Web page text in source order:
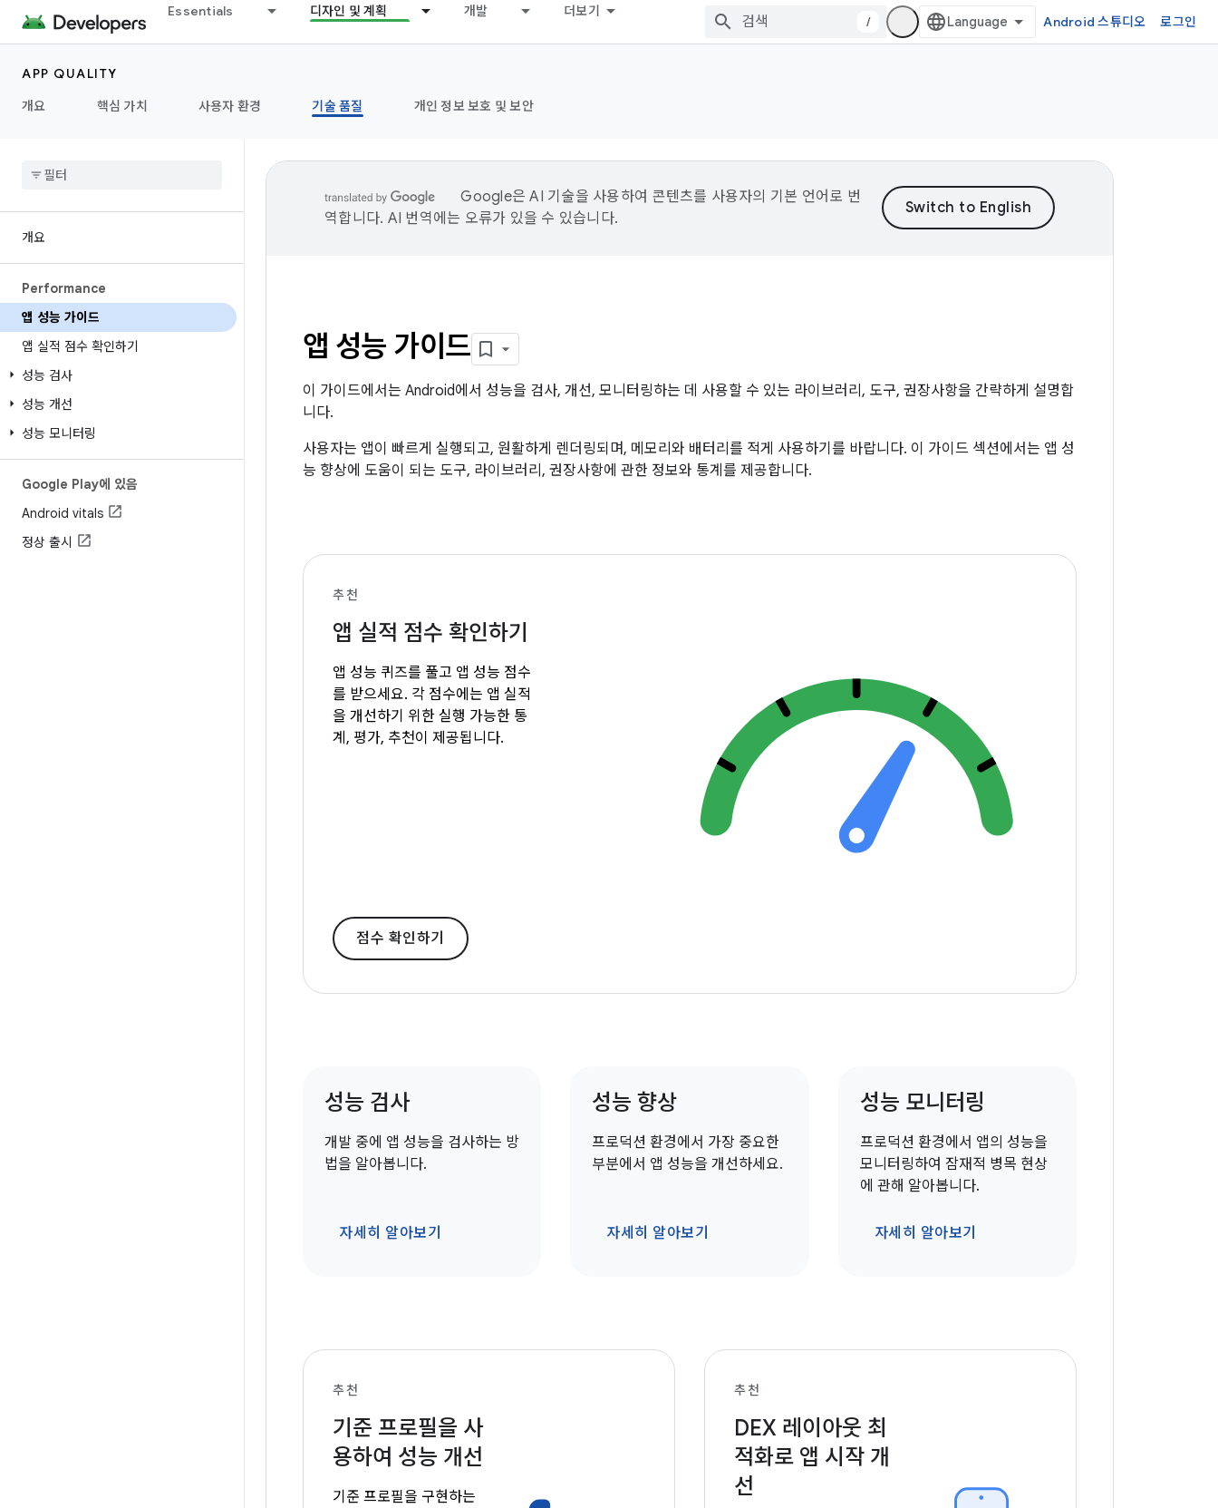
Essentials 디자인 및 계획 개발 더보기
/ Android 스튜디오 로그인
APP QUALITY
개요
핵심 가치 사용자 환경 기술 품질 개인 정보 보호 및 보안
개요
Performance
앱 성능 가이드
앱 실적 점수 확인하기
성능 검사
성능 개선
성능 모니터링
Google Play에 있음
Android vitals
정상 출시
Google은 AI 기술을 사용하여 콘텐츠를 사용자의 기본 언어로 번
역합니다. AI 번역에는 오류가 있을 수 있습니다.
앱 성능 가이드
이 가이드에서는 Android에서 성능을 검사, 개선, 모니터링하는 데 사용할 수 있는 라이브러리, 도구, 권장사항을 간략하게 설명합
니다.
사용자는 앱이 빠르게 실행되고, 원활하게 렌더링되며, 메모리와 배터리를 적게 사용하기를 바랍니다. 이 가이드 섹션에서는 앱 성
능 향상에 도움이 되는 도구, 라이브러리, 권장사항에 관한 정보와 통계를 제공합니다.
추천
앱 실적 점수 확인하기
앱 성능 퀴즈를 풀고 앱 성능 점수
를 받으세요. 각 점수에는 앱 실적
을 개선하기 위한 실행 가능한 통
계, 평가, 추천이 제공됩니다.
점수 확인하기
성능 검사
개발 중에 앱 성능을 검사하는 방
법을 알아봅니다.
자세히 알아보기
성능 향상
프로덕션 환경에서 가장 중요한
부분에서 앱 성능을 개선하세요.
자세히 알아보기
성능 모니터링
프로덕션 환경에서 앱의 성능을
모니터링하여 잠재적 병목 현상
에 관해 알아봅니다.
자세히 알아보기
추천
기준 프로필을 사
용하여 성능 개선
기준 프로필을 구현하는
추천
DEX 레이아웃 최
적화로 앱 시작 개
선